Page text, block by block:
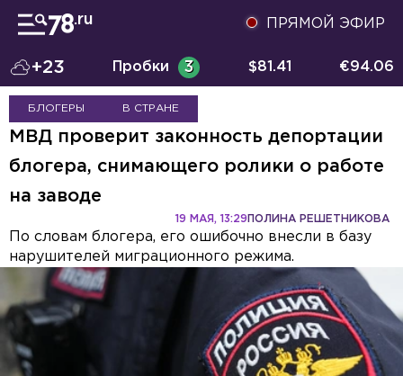
ПРЯМОЙ ЭФИР
+23 Пробки 3 $81.41 €94.06
БЛОГЕРЫ В СТРАНЕ
МВД проверит законность депортации
блогера, снимающего ролики о работе
на заводе
ПОЛИНА РЕШЕТНИКОВА
19 МАЯ, 13:29
По словам блогера, его ошибочно внесли в базу
нарушителей миграционного режима.